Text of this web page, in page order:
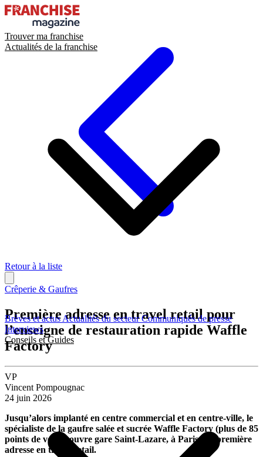
Trouver ma franchise
Actualités de la franchise
Brèves et actusActualités du secteurCommuniqués de presse
Interviews
Conseils et Guides
Retour à la liste
Crêperie & Gaufres
Première adresse en travel retail pour
l’enseigne de restauration rapide Waffle
Factory
VP
Vincent Pompougnac
24 juin 2026
Jusqu’alors implanté en centre commercial et en centre-ville, le
spécialiste de la gaufre salée et sucrée Waffle Factory (plus de 85
points de vente) ouvre gare Saint-Lazare, à Paris, sa première
adresse en travel retail.